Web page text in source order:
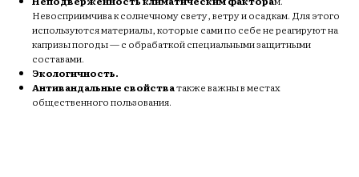
Невосприимчива к солнечному свету, ветру и осадкам. Для этого
используются материалы, которые сами по себе не реагируют на
капризы погоды — с обрабаткой специальными защитными
составами.
Экологичность.
Антивандальные свойстватакже важны в местах
общественного пользования.